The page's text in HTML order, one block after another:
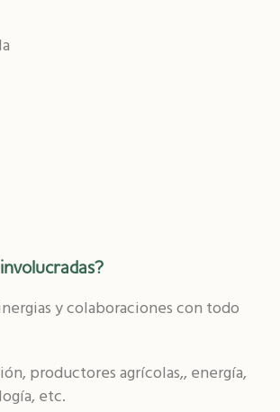
y colaboraciones con todo
productores agrícolas,, energía,
etc.